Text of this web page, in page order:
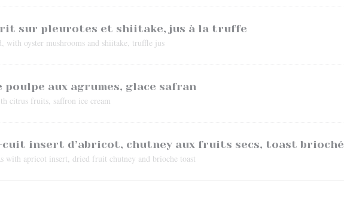
sur pleurotes et shiitake, jus à la truffe
with oyster mushrooms and shiitake, truffle jus
poulpe aux agrumes, glace safran
citrus fruits, saffron ice cream
cuit insert d’abricot, chutney aux fruits secs, toast brioché
with apricot insert, dried fruit chutney and brioche toast